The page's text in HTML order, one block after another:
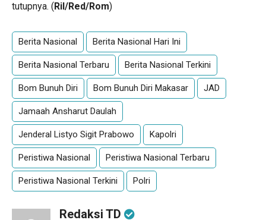
tutupnya. (Ril/Red/Rom)
Berita Nasional Berita Nasional Hari Ini
Berita Nasional Terbaru Berita Nasional Terkini
Bom Bunuh Diri Bom Bunuh Diri Makasar JAD
Jamaah Ansharut Daulah
Jenderal Listyo Sigit Prabowo Kapolri
Peristiwa Nasional Peristiwa Nasional Terbaru
Peristiwa Nasional Terkini Polri
Redaksi TD